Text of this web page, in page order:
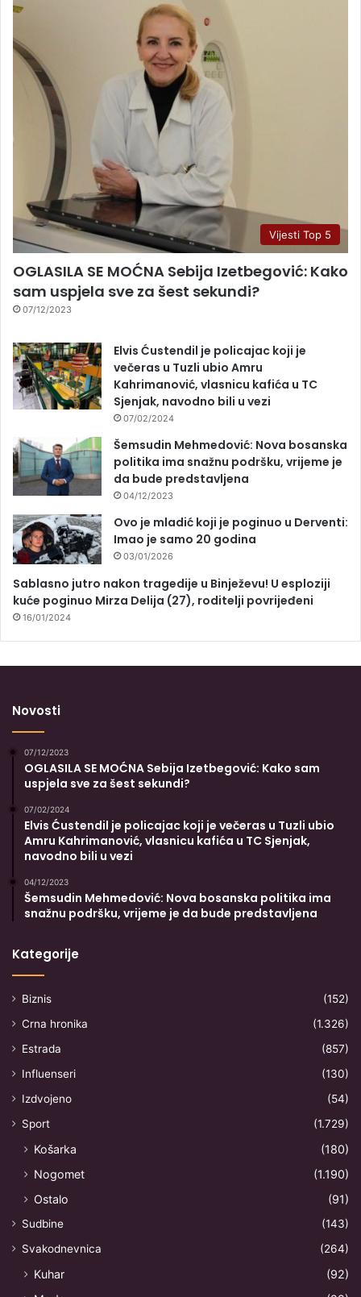
Vijesti Top 5
OGLASILA SE MOĆNA Sebija Izetbegović: Kako
sam uspjela sve za šest sekundi?
07/12/2023
Elvis Ćustendil je policajac koji je
večeras u Tuzli ubio Amru
Kahrimanović, vlasnicu kafića u TC
Sjenjak, navodno bili u vezi
07/02/2024
Šemsudin Mehmedović: Nova bosanska
politika ima snažnu podršku, vrijeme je
da bude predstavljena
04/12/2023
Ovo je mladić koji je poginuo u Derventi:
Imao je samo 20 godina
03/01/2026
Sablasno jutro nakon tragedije u Binježevu! U esploziji
kuće poginuo Mirza Delija (27), roditelji povrijeđeni
16/01/2024
Novosti
07/12/2023
OGLASILA SE MOĆNA Sebija Izetbegović: Kako sam
uspjela sve za šest sekundi?
07/02/2024
Elvis Ćustendil je policajac koji je večeras u Tuzli ubio
Amru Kahrimanović, vlasnicu kafića u TC Sjenjak,
navodno bili u vezi
04/12/2023
Šemsudin Mehmedović: Nova bosanska politika ima
snažnu podršku, vrijeme je da bude predstavljena
Kategorije
Biznis
(152)
Crna hronika
(1.326)
Estrada
(857)
Influenseri
(130)
Izdvojeno
(54)
Sport
(1.729)
Košarka
(180)
Nogomet
(1.190)
Ostalo
(91)
Sudbine
(143)
Svakodnevnica
(264)
Kuhar
(92)